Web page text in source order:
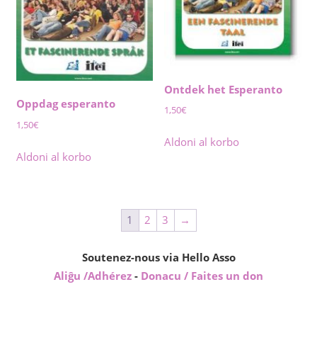
Oppdag esperanto
1,50€
Aldoni al korbo
Ontdek het Esperanto
1,50€
Aldoni al korbo
1 2 3 →
Soutenez-nous via Hello Asso
Aliĝu /Adhérez - Donacu / Faites un don